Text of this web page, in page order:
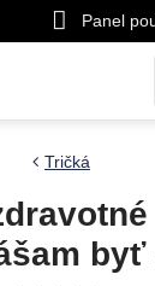
Panel
Tričká